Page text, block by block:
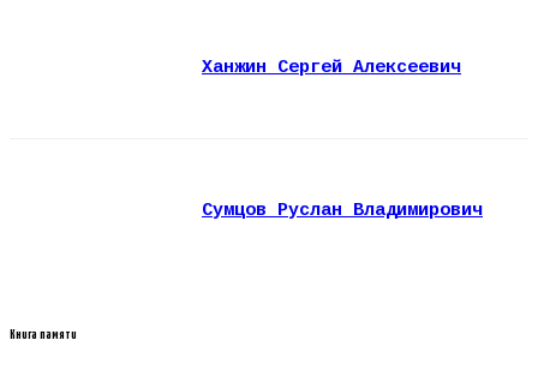
Ханжин Сергей Алексеевич
Сумцов Руслан Владимирович
Книга памяти